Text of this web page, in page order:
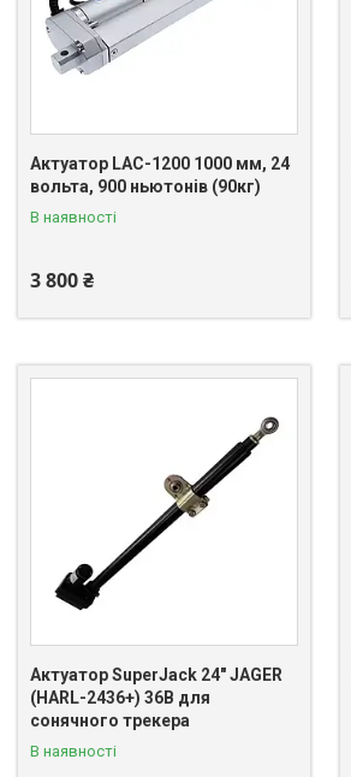
Актуатор LAC-1200 1000 мм, 24
вольта, 900 ньютонів (90кг)
В наявності
3 800 ₴
Актуатор SuperJack 24" JAGER
(HARL-2436+) 36В для
сонячного трекера
В наявності